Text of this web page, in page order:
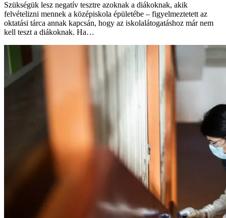
Szükségük lesz negatív tesztre azoknak a diákoknak, akik
felvételizni mennek a középiskola épületébe – figyelmeztetett az
oktatási tárca annak kapcsán, hogy az iskolalátogatáshoz már nem
kell teszt a diákoknak. Ha…